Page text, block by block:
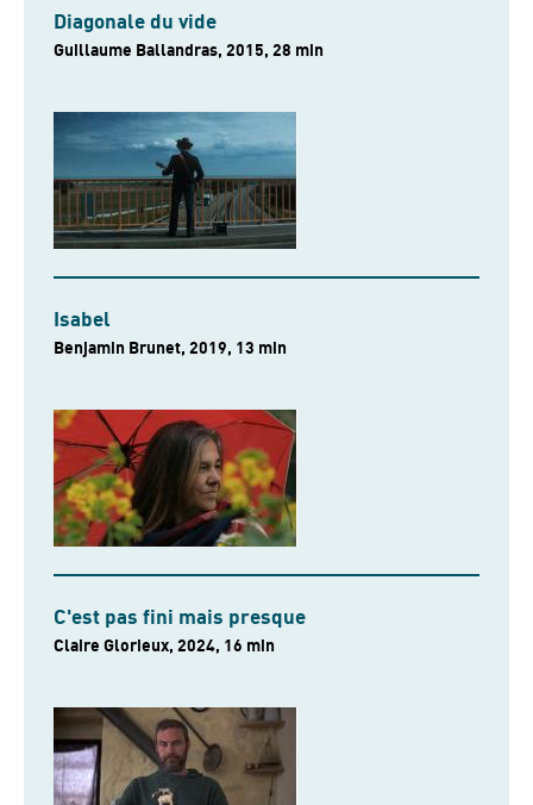
Diagonale du vide
Guillaume Ballandras, 2015, 28 min
Isabel
Benjamin Brunet, 2019, 13 min
C'est pas fini mais presque
Claire Glorieux, 2024, 16 min